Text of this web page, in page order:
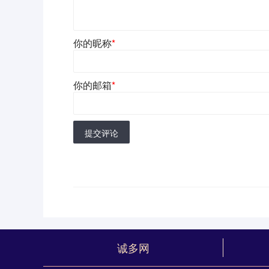
你的昵称*
你的邮箱*
提交评论
诚多网